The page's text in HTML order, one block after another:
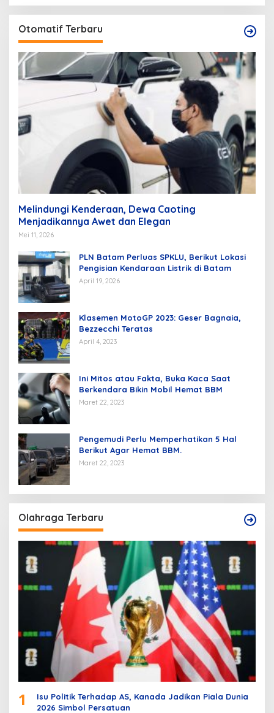
Otomatif Terbaru
Melindungi Kenderaan, Dewa Caoting
Menjadikannya Awet dan Elegan
Mei 11, 2026
PLN Batam Perluas SPKLU, Berikut Lokasi
Pengisian Kendaraan Listrik di Batam
April 19, 2026
Klasemen MotoGP 2023: Geser Bagnaia,
Bezzecchi Teratas
April 4, 2023
Ini Mitos atau Fakta, Buka Kaca Saat
Berkendara Bikin Mobil Hemat BBM
Maret 22, 2023
Pengemudi Perlu Memperhatikan 5 Hal
Berikut Agar Hemat BBM.
Maret 22, 2023
Olahraga Terbaru
1
Isu Politik Terhadap AS, Kanada Jadikan Piala Dunia
2026 Simbol Persatuan